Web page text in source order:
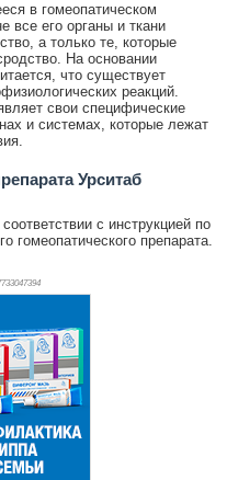
в гомеопатическом
все его органы и ткани
а только те, которые
На основании
что существует
реакций.
свои специфические
и системах, которые лежат
Урситаб
с инструкцией по
гомеопатического препарата.
3047394